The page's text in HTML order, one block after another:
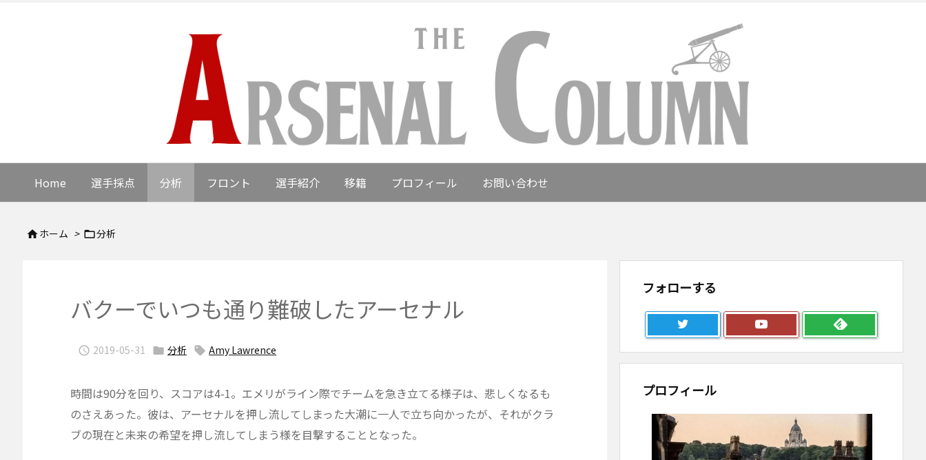
Home 選手採点 分析 フロント 選手紹介 移籍 プロフィール お問い合わせ
ホーム > 分析
バクーでいつも通り難破したアーセナル
 2019-05-31  分析  Amy Lawrence
時間は90分を回り、スコアは4-1。エメリがライン際でチームを急き立てる様子は、悲しくなるも
のさえあった。彼は、アーセナルを押し流してしまった大潮に一人で立ち向かったが、それがクラ
ブの現在と未来の希望を押し流してしまう様を目撃することとなった。
フォローする
プロフィール